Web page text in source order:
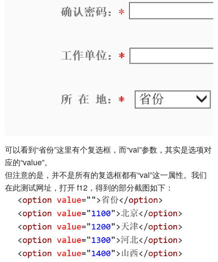
可以看到“省份”这里有个复选框，而“val”参数，其实是选项对
应的“value”。
但注意的是，并不是所有的复选框都有“val”这一属性。我们
在此测试网址，打开 f12，得到的部分截图如下：